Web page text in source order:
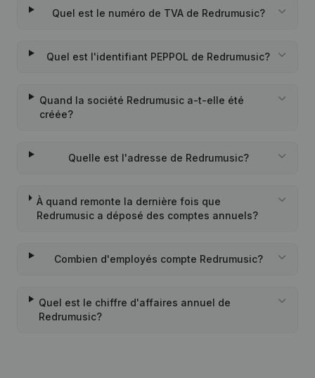
Quel est le numéro de TVA de Redrumusic?
Quel est l'identifiant PEPPOL de Redrumusic?
Quand la société Redrumusic a-t-elle été
créée?
Quelle est l'adresse de Redrumusic?
À quand remonte la dernière fois que
Redrumusic a déposé des comptes annuels?
Combien d'employés compte Redrumusic?
Quel est le chiffre d'affaires annuel de
Redrumusic?